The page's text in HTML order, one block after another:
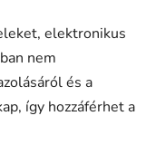
elektronikus
nem
és a
így hozzáférhet a